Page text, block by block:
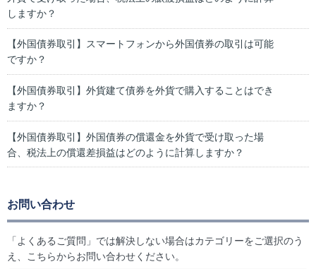
しますか？
【外国債券取引】スマートフォンから外国債券の取引は可能
ですか？
【外国債券取引】外貨建て債券を外貨で購入することはでき
ますか？
【外国債券取引】外国債券の償還金を外貨で受け取った場
合、税法上の償還差損益はどのように計算しますか？
お問い合わせ
「よくあるご質問」では解決しない場合はカテゴリーをご選択のう
え、こちらからお問い合わせください。